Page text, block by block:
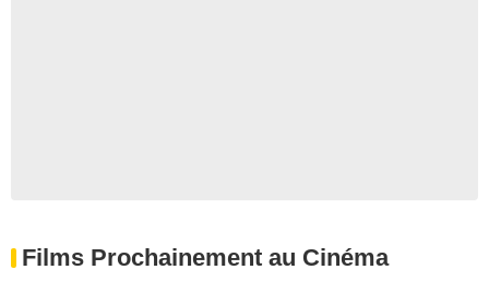
Films Prochainement au Cinéma